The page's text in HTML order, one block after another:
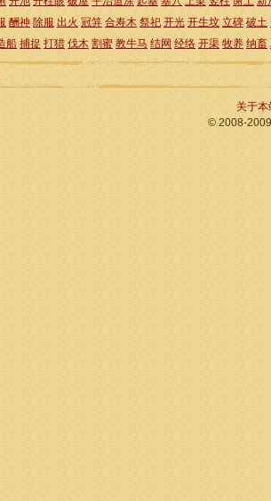
酬神 除服 出火 冠笄 合寿木 祭祀 开光 开生坟 立碑 破土
船 捕捉 打猎 伐木 割蜜 教牛马 结网 经络 开渠 牧养 纳畜
关于本
© 2008-